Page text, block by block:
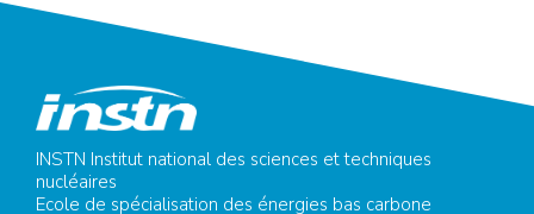
INSTN Institut national des sciences et techniques
nucléaires
Ecole de spécialisation des énergies bas carbone